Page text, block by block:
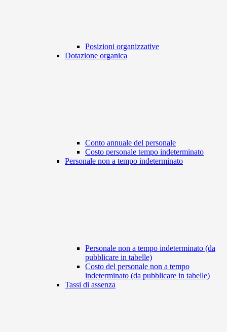
Posizioni organizzative
Dotazione organica
Conto annuale del personale
Costo personale tempo indeterminato
Personale non a tempo indeterminato
Personale non a tempo indeterminato (da
pubblicare in tabelle)
Costo del personale non a tempo
indeterminato (da pubblicare in tabelle)
Tassi di assenza